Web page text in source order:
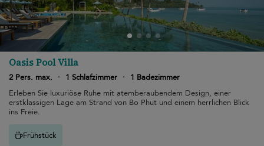
Oasis Pool Villa
2 Pers. max. · 1 Schlafzimmer ·
1 Badezimmer
Erleben Sie luxuriöse Ruhe mit atemberaubendem Design, einer
erstklassigen Lage am Strand von Bo Phut und einem herrlichen Blick
ins Freie.
Frühstück